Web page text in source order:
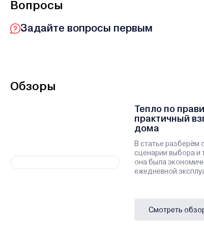
Вопросы
Задайте вопросы первым
Обзоры
Тепло по
практичный
дома
В статье разберём
сценарии выбора и
она была
ежедневной
Смотреть